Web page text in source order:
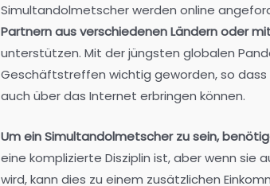
Simultandolmetscher werden online
Partnern aus verschiedenen Ländern oder
unterstützen. Mit der jüngsten globalen
Geschäftstreffen wichtig geworden, so
auch über das Internet erbringen können.
Um ein Simultandolmetscher zu sein,
eine komplizierte Disziplin ist, aber wenn sie
wird, kann dies zu einem zusätzlichen